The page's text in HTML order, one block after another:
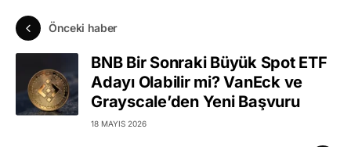
Önceki haber
BNB Bir Sonraki Büyük Spot ETF
Adayı Olabilir mi? VanEck ve
Grayscale’den Yeni Başvuru
18 MAYIS 2026